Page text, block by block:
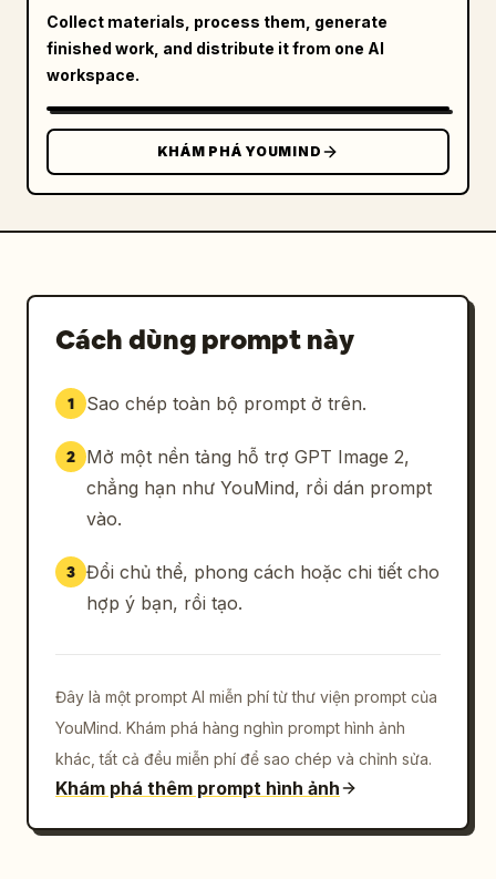
Collect materials, process them, generate
finished work, and distribute it from one AI
workspace.
KHÁM PHÁ YOUMIND
Cách dùng prompt này
1 Sao chép toàn bộ prompt ở trên.
2
Mở một nền tảng hỗ trợ GPT Image 2,
chẳng hạn như YouMind, rồi dán prompt
vào.
3 Đổi chủ thể, phong cách hoặc chi tiết cho
hợp ý bạn, rồi tạo.
Đây là một prompt AI miễn phí từ thư viện prompt của
YouMind. Khám phá hàng nghìn prompt hình ảnh
khác, tất cả đều miễn phí để sao chép và chỉnh sửa.
Khám phá thêm prompt hình ảnh